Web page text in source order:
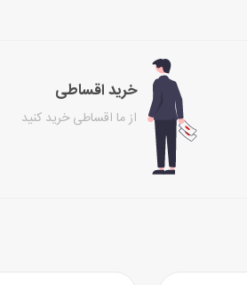
خرید اقساطی
از ما اقساطی خرید کنید